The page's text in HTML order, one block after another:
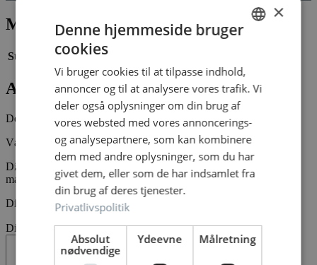
Mål
Størrelse 5,5 × 5,5 × 6,4 cm
Anmeldelser
Der er endnu ikke nogle anmeldelser.
Vær den første til at anmelde “Christmas top choco liquorice”
Din e-mailadresse vil ikke blive publiceret.
Krævede felter er
markeret med*
Din bedømmelse*
Din anmeldelse*
DANISH
×
Denne hjemmeside bruger
cookies
Vi bruger cookies til at tilpasse indhold,
annoncer og til at analysere vores trafik. Vi
deler også oplysninger om din brug af
vores websted med vores annoncerings-
og analysepartnere, som kan kombinere
dem med andre oplysninger, som du har
givet dem, eller som de har indsamlet fra
din brug af deres tjenester.
Privatlivspolitik
Absolut
nødvendige
Ydeevne Målretning